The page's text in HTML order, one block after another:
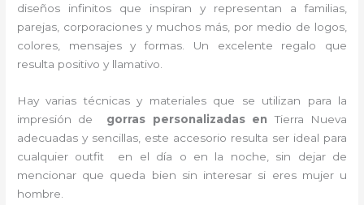
diseños infinitos que inspiran y representan a familias,
parejas, corporaciones y muchos más, por medio de logos,
colores, mensajes y formas. Un excelente regalo que
resulta positivo y llamativo.
Hay varias técnicas y materiales que se utilizan para la
impresión de gorras personalizadas enTierra Nueva
adecuadas y sencillas, este accesorio resulta ser ideal para
cualquier outfit en el día o en la noche, sin dejar de
mencionar que queda bien sin interesar si eres mujer u
hombre.